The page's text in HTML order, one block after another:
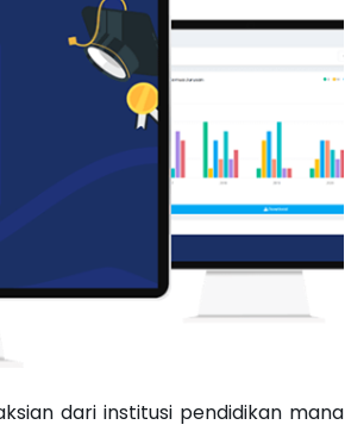
dari institusi pendidikan mana